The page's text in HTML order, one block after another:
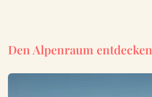
Den Alpenraum entdecken